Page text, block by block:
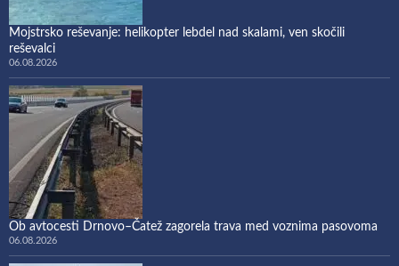
Mojstrsko reševanje: helikopter lebdel nad skalami, ven skočili
reševalci
06.08.2026
Ob avtocesti Drnovo–Čatež zagorela trava med voznima pasovoma
06.08.2026